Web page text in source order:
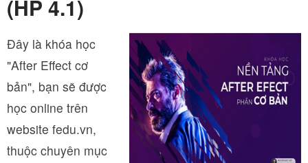
(HP 4.1)
Đây là khóa học
"After Effect cơ
bản", bạn sẽ được
học online trên
website fedu.vn,
thuộc chuyên mục